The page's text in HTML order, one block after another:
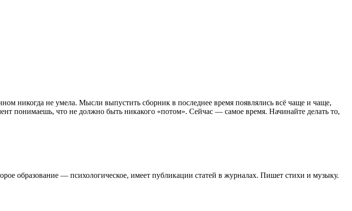
никогда не умела. Мысли выпустить сборник в последнее время появлялись всё чаще и чаще,
понимаешь, что не должно быть никакого «потом». Сейчас — самое время. Начинайте делать то,
образование — психологическое, имеет публикации статей в журналах. Пишет стихи и музыку.